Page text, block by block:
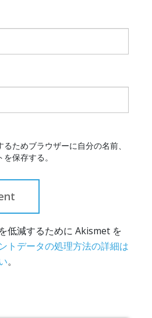
ためブラウザーに自分の名前、
保存する。
低減するために Akismet を
トデータの処理方法の詳細は
。